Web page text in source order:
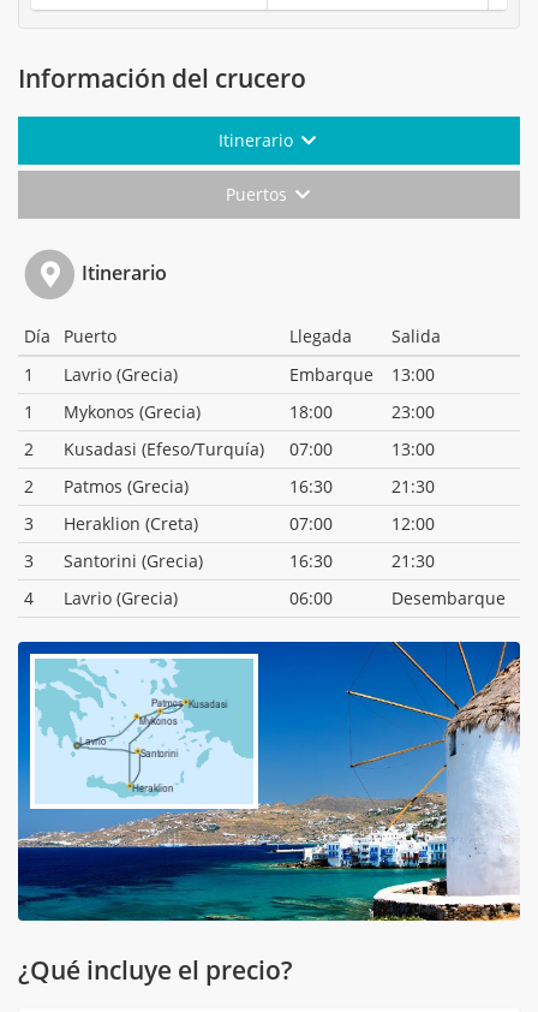
Información del crucero
Itinerario
Puertos
Itinerario
Día Puerto Llegada
Salida
1
Lavrio (Grecia) Embarque
13:00
1
Mykonos (Grecia) 18:00
23:00
2
Kusadasi (Efeso/Turquía) 07:00
13:00
2
Patmos (Grecia) 16:30
21:30
3
Heraklion (Creta) 07:00
12:00
3
Santorini (Grecia) 16:30
21:30
4
Lavrio (Grecia) 06:00 Desembarque
¿Qué incluye el precio?